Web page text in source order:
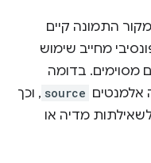
התמונה קיים
מחייב שימוש
בדומה
source , וכך
מדיה או